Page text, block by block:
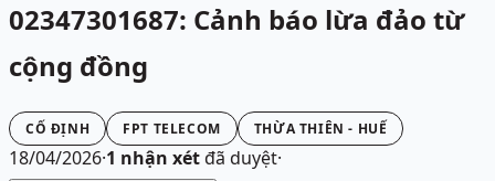
02347301687: Cảnh báo lừa đảo từ
cộng đồng
CỐ ĐỊNH FPT TELECOM THỪA THIÊN - HUẾ
18/04/2026·1 nhận xétđã duyệt·